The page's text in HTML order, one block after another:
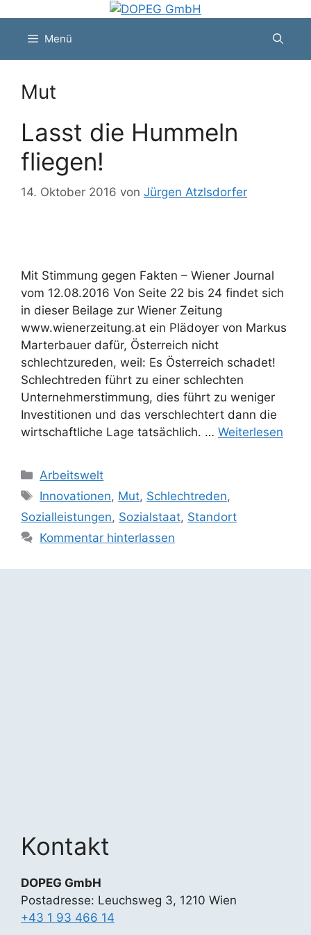
springenMenü
Mut
Lasst die Hummeln
fliegen!
14. Oktober 2016 von Jürgen Atzlsdorfer
Mit Stimmung gegen Fakten – Wiener Journal
vom 12.08.2016 Von Seite 22 bis 24 findet sich
in dieser Beilage zur Wiener Zeitung
www.wienerzeitung.at ein Plädoyer von Markus
Marterbauer dafür, Österreich nicht
schlechtzureden, weil: Es Österreich schadet!
Schlechtreden führt zu einer schlechten
Unternehmerstimmung, dies führt zu weniger
Investitionen und das verschlechtert dann die
wirtschaftliche Lage tatsächlich. … Weiterlesen
Kategorien
Arbeitswelt
Schlagwörter
Innovationen, Mut, Schlechtreden,
Sozialleistungen, Sozialstaat, Standort
Kommentar hinterlassen
Kontakt
DOPEG GmbH
Postadresse: Leuchsweg 3, 1210 Wien
+43 1 93 466 14